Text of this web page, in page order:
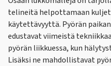
telineitä helpottamaan
käytettävyyttä. Pyörän
edustavat viimeistä
pyörän liikkuessa, kun
Lisäksi ne mahdollistavat